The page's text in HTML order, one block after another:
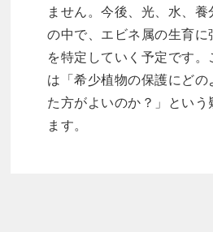
ません。今後、光、水、養
の中で、エビネ属の生育に
を特定していく予定です
は「希少植物の保護にどの
た方がよいのか？」とい
ます。